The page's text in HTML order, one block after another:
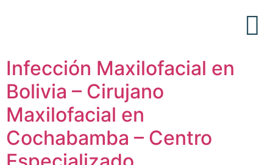
Infección Maxilofacial en
Bolivia – Cirujano
Maxilofacial en
Cochabamba – Centro